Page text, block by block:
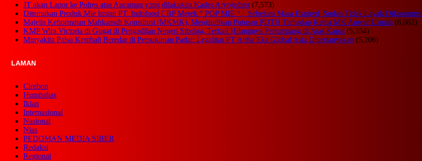
JT akan Lapor ke Polres atas Ancaman yang dilakukan Kades Aryojeding (7,573)
Ditemukan Produk Mie Instan PT. Indofood CBP Merek “ POP MIE “ , Sebelum Masa Expired Sudah Tidak Layak
Majelis Kehormatan Mahkamah Konstitusi (MKMK), Menjatuhkan Putusan PDTH Terhadap Ketua MK Anwar Usman (6,082)
KMP Wira Victoria di Gugat di Pengadilan Negeri Sibolga, Terkait Hilangnya Penumpang di Atas Kapal (5,354)
Minyakita Palsu Kembali Beredar di Pemukiman Padat: Legalitas PT Artha Eka Global Asia Dipertanyakan (5,206)
LAMAN
Cirebon
Humbahas
Iklan
Internasional
Nasional
Nias
PEDOMAN MEDIA SIBER
Redaksi
Regional